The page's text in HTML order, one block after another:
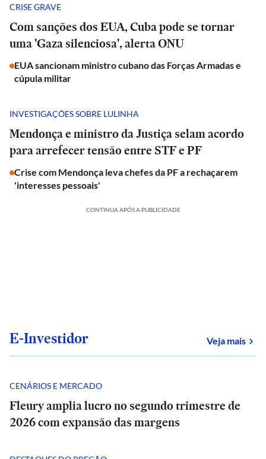
CRISE GRAVE
Com sanções dos EUA, Cuba pode se tornar
uma 'Gaza silenciosa', alerta ONU
EUA sancionam ministro cubano das Forças Armadas e
cúpula militar
INVESTIGAÇÕES SOBRE LULINHA
Mendonça e ministro da Justiça selam acordo
para arrefecer tensão entre STF e PF
Crise com Mendonça leva chefes da PF a rechaçarem
'interesses pessoais'
CONTINUA APÓS A PUBLICIDADE
E-Investidor Veja mais
CENÁRIOS E MERCADO
Fleury amplia lucro no segundo trimestre de
2026 com expansão das margens